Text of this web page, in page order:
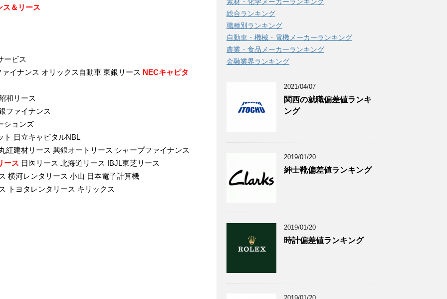
ス＆リース
ービス
イナンス オリックス自動車 東銀リース NECキャピタ
和リース
ファイナンス
ションズ
ト 日立キャピタルNBL
紅建材リース 興銀オートリース シャープファイナンス
ース 日医リース 北海道リース IBJL東芝リース
横河レンタリース 小山 日本電子計算機
トヨタレンタリース キリックス
総合ランキング
職種別ランキング
自動車・機械・電機メーカーランキング
農業・食品メーカーランキング
金融業界ランキング
2021/04/07
関西の就職偏差値ランキ
ング
2019/01/20
紳士靴偏差値ランキング
2019/01/20
時計偏差値ランキング